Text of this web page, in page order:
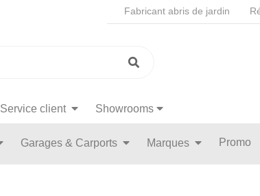
Fabricant abris de jardin
Service client Showrooms
Garages & Carports Marques Promo